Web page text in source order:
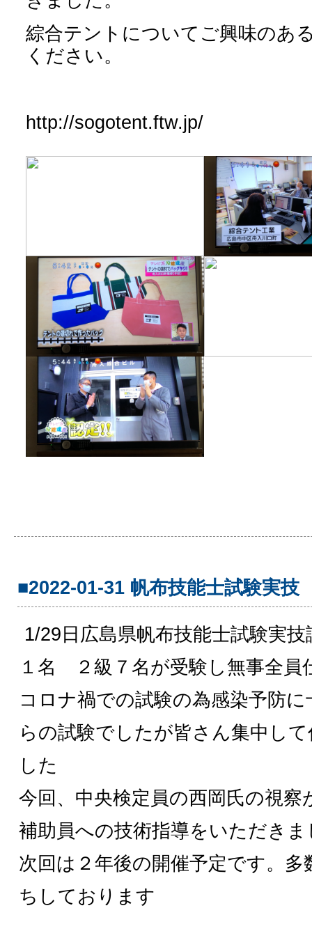
綜合テントについてご興味のあ
ください。
http://sogotent.ftw.jp/
■2022-01-31 帆布技能士試験実技
1/29日広島県帆布技能士試験実
１名 ２級７名が受験し無事全員
コロナ禍での試験の為感染予防
らの試験でしたが皆さん集中し
した
今回、中央検定員の西岡氏の視察
補助員への技術指導をいただきま
次回は２年後の開催予定です。多
ちしております